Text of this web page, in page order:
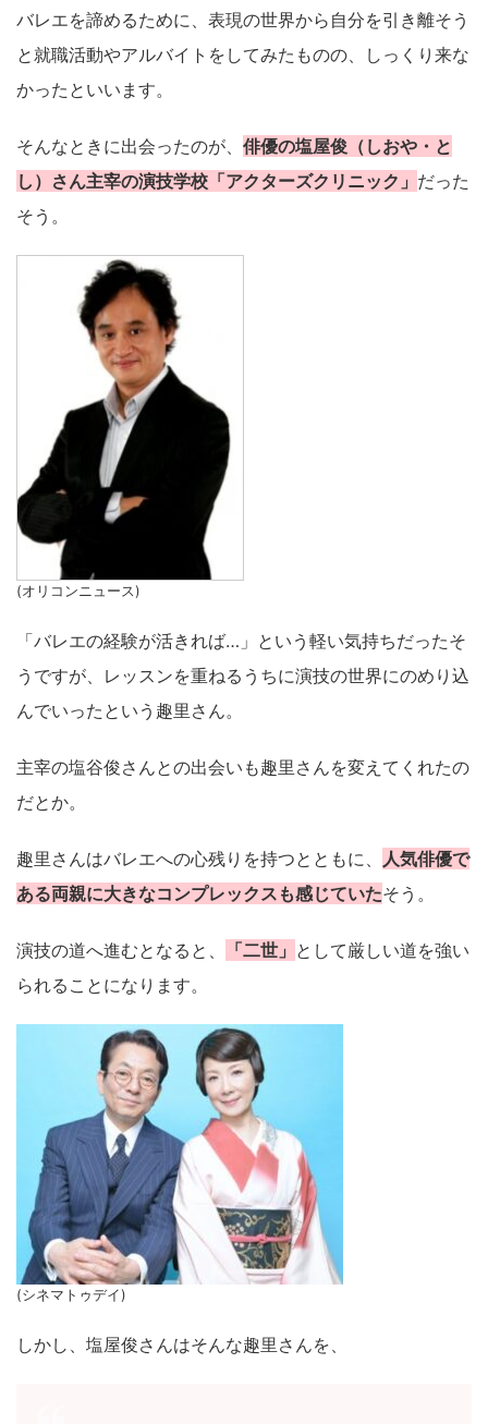
バレエを諦めるために、表現の世界から自分を引き離そう
と就職活動やアルバイトをしてみたものの、しっくり来な
かったといいます。
そんなときに出会ったのが、 俳優の塩屋俊（しおや・と
し）さん主宰の演技学校「アクターズクリニック」 だった
そう。
(オリコンニュース)
「バレエの経験が活きれば…」という軽い気持ちだったそ
うですが、レッスンを重ねるうちに演技の世界にのめり込
んでいったという趣里さん。
主宰の塩谷俊さんとの出会いも趣里さんを変えてくれたの
だとか。
趣里さんはバレエへの心残りを持つとともに、 人気俳優で
ある両親に大きなコンプレックスも感じていたそう。
演技の道へ進むとなると、 「二世」 として厳しい道を強い
られることになります。
(シネマトゥデイ)
しかし、塩屋俊さんはそんな趣里さんを、